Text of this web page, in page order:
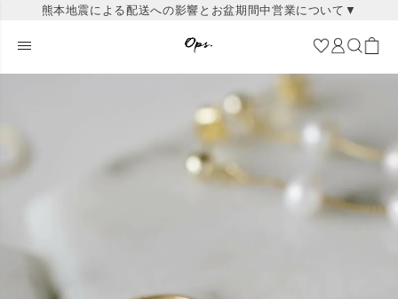
熊本地震による配送への影響とお盆期間中営業について▼